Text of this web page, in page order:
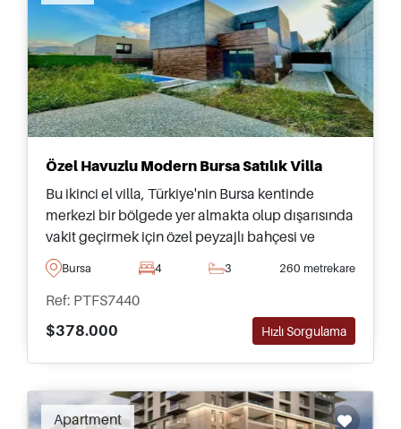
Özel Havuzlu Modern Bursa Satılık Villa
Bu ikinci el villa, Türkiye'nin Bursa kentinde
merkezi bir bölgede yer almakta olup dışarısında
vakit geçirmek için özel peyzajlı bahçesi ve
yüzme havuzu bulunmaktadır – ziyaretinizi
ayarlamak için bugün iletişime geçin.
Bursa 4 3 260 metrekare
Ref: PTFS7440
$378.000
Hızlı Sorgulama
Recommended
Apartment